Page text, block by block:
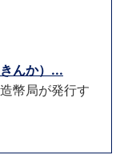
んか）...
幣局が発行す